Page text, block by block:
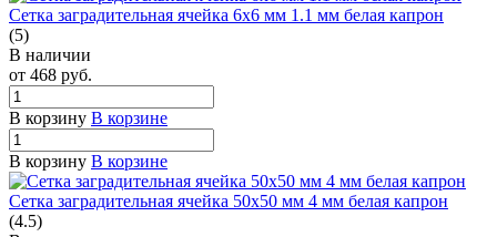
Сетка заградительная ячейка 6х6 мм 1.1 мм белая капрон
(5)
В наличии
от 468 руб.
В корзину В корзине
В корзину В корзине
Сетка заградительная ячейка 50х50 мм 4 мм белая капрон
(4.5)